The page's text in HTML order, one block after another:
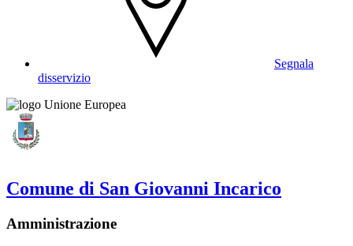
Segnala
disservizio
Comune di San Giovanni Incarico
Amministrazione